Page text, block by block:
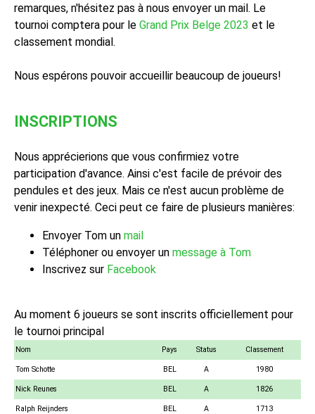
remarques, n'hésitez pas à nous envoyer un mail. Le
tournoi comptera pour le Grand Prix Belge 2023 et le
classement mondial.
Nous espérons pouvoir accueillir beaucoup de joueurs!
INSCRIPTIONS
Nous apprécierions que vous confirmiez votre
participation d'avance. Ainsi c'est facile de prévoir des
pendules et des jeux. Mais ce n'est aucun problème de
venir inexpecté. Ceci peut ce faire de plusieurs manières:
Envoyer Tom un mail
Téléphoner ou envoyer un message à Tom
Inscrivez sur Facebook
Au moment 6 joueurs se sont inscrits officiellement pour
le tournoi principal
Nom Pays Status Classement
Tom Schotte BEL A 1980
Nick Reunes BEL A 1826
Ralph Reijnders BEL A 1713